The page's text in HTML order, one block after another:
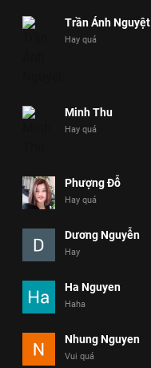
Trần Ánh Nguyệt
Hay quá
Minh Thu
Hay quá
Phượng Đỗ
Hay quá
Dương Nguyễn
Hay
Ha Nguyen
Haha
Nhung Nguyen
Vui quá